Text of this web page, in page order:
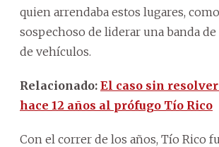
quien arrendaba estos lugares,
sospechoso de liderar una banda
de vehículos.
Relacionado: El caso sin
hace 12 años al prófugo Tío Rico
Con el correr de los años, Tío Rico